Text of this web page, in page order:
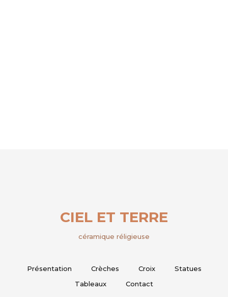
CIEL ET TERRE
céramique réligieuse
Présentation Crèches Croix
Statues
Tableaux
Contact